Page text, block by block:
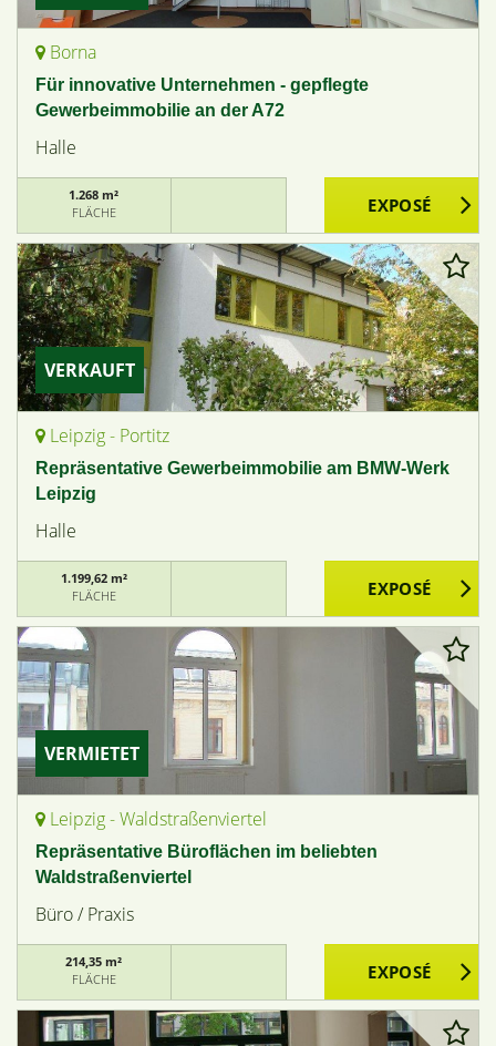
Borna
Für innovative Unternehmen - gepflegte
Gewerbeimmobilie an der A72
Halle
1.268 m²
FLÄCHE
VERKAUFT
Leipzig - Portitz
Repräsentative Gewerbeimmobilie am BMW-Werk
Leipzig
Halle
1.199,62 m²
FLÄCHE
VERMIETET
Leipzig - Waldstraßenviertel
Repräsentative Büroflächen im beliebten
Waldstraßenviertel
Büro / Praxis
214,35 m²
FLÄCHE